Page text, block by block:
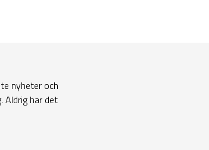
nyheter och
Aldrig har det